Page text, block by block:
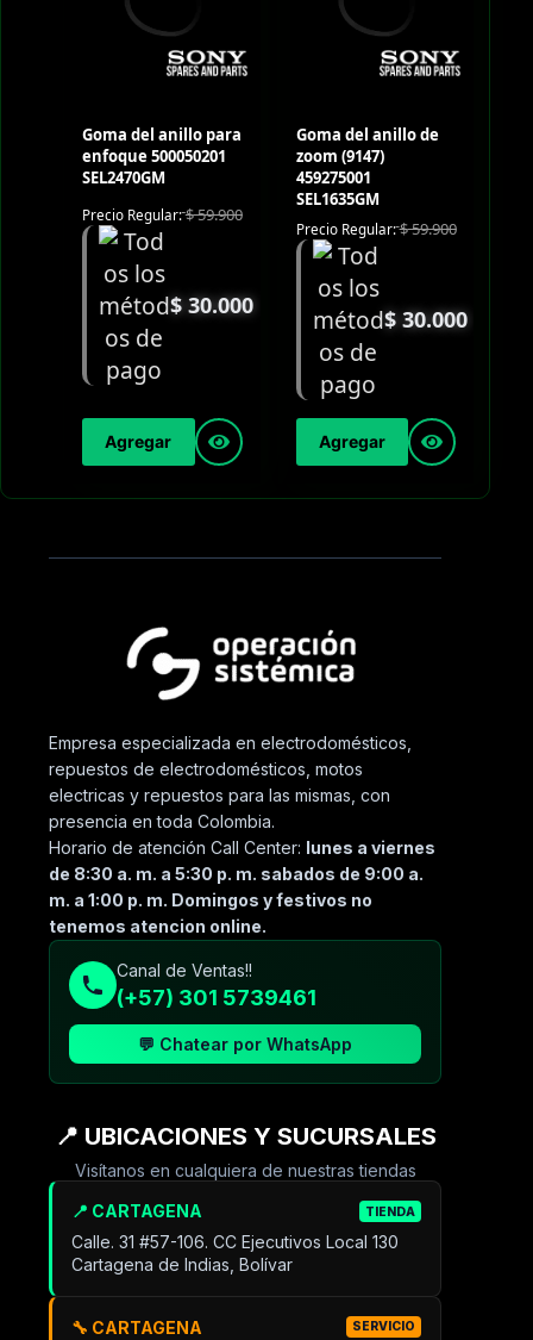
Goma del anillo para
enfoque 500050201
SEL2470GM
Precio Regular:$59.900
$30.000
Agregar
Goma del anillo de
zoom (9147)
459275001
SEL1635GM
Precio Regular:$59.900
$30.000
Agregar
Empresa especializada en electrodomésticos,
repuestos de electrodomésticos, motos
electricas y repuestos para las mismas, con
presencia en toda Colombia.
Horario de atención Call Center: lunes a viernes
de 8:30 a. m. a 5:30 p. m. sabados de 9:00 a.
m. a 1:00 p. m. Domingos y festivos no
tenemos atencion online.
Canal de Ventas!!
(+57) 301 5739461
💬 Chatear por WhatsApp
📍 UBICACIONES Y SUCURSALES
Visítanos en cualquiera de nuestras tiendas
📍 CARTAGENA TIENDA
Calle. 31 #57-106. CC Ejecutivos Local 130
Cartagena de Indias, Bolívar
🔧 CARTAGENA SERVICIO